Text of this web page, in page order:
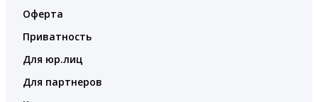
Оферта
Приватность
Для юр.лиц
Для партнеров